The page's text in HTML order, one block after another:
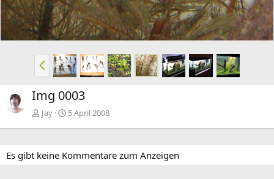
V
o
r
h
e
e
Img 0003
Jay 5 April 2008
Es gibt keine Kommentare zum Anzeigen